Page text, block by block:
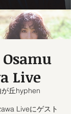
Live
が丘hyphen
Liveにゲスト